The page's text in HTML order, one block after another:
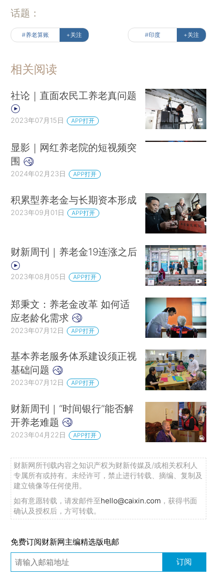
话题：
#养老算账 +关注 #印度 +关注
相关阅读
社论｜直面农民工养老真问题
2023年07月15日 APP打开
显影｜网红养老院的短视频突
围
2024年02月23日 APP打开
积累型养老金与长期资本形成
2023年09月01日 APP打开
财新周刊｜养老金19连涨之后
2023年08月05日 APP打开
郑秉文：养老金改革 如何适
应老龄化需求
2023年07月12日 APP打开
基本养老服务体系建设须正视
基础问题
2023年07月12日 APP打开
财新周刊｜“时间银行”能否解
开养老难题
2023年04月22日 APP打开
财新网所刊载内容之知识产权为财新传媒及/或相关权利人
专属所有或持有。未经许可，禁止进行转载、摘编、复制及
建立镜像等任何使用。
如有意愿转载，请发邮件至hello@caixin.com ，获得书面
确认及授权后，方可转载。
免费订阅财新网主编精选版电邮
订阅